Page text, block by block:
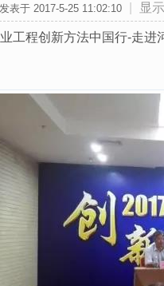
发表于 2017-5-25 11:02:10 显
业工程创新方法中国行-走进